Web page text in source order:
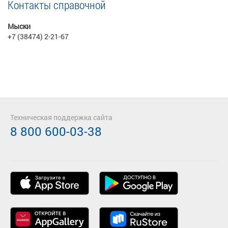
Контакты справочной
Мыски
+7 (38474) 2-21-67
Техническая поддержка сайта
8 800 600-03-38